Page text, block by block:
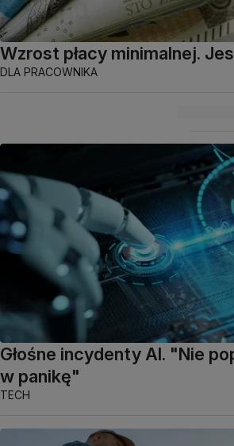
Wzrost płacy minimalnej.
DLA PRACOWNIKA
Głośne incydenty AI. "Nie
w panikę"
TECH